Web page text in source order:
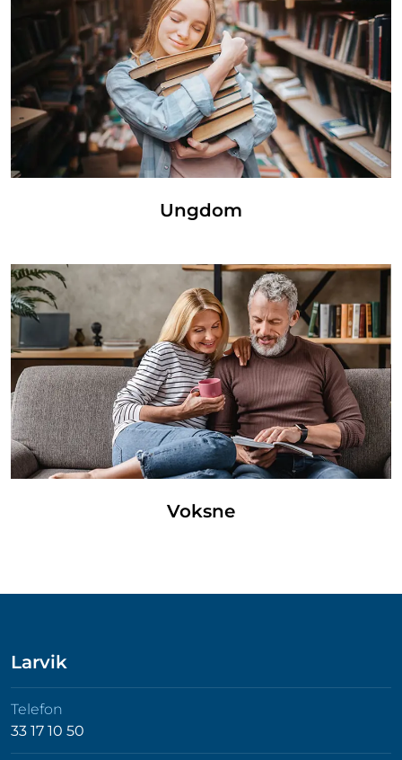
Ungdom
Voksne
Larvik
Telefon
33 17 10 50